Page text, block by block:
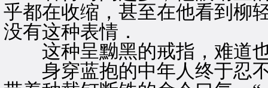
乎都在收缩，甚至在他看到柳
没有这种表情．
这种呈黝黑的戒指，难道也
身穿蓝抱的中年人终于忍不